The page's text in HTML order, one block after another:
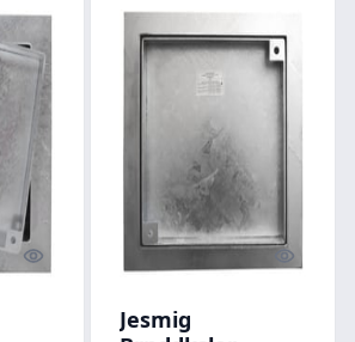
Quick look Quick
Jesmig